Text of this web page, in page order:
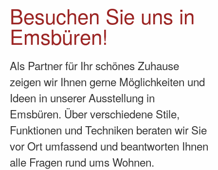
Besuchen Sie uns in
Emsbüren!
Als Partner für Ihr schönes Zuhause
zeigen wir Ihnen gerne Möglichkeiten und
Ideen in unserer Ausstellung in
Emsbüren. Über verschiedene Stile,
Funktionen und Techniken beraten wir Sie
vor Ort umfassend und beantworten Ihnen
alle Fragen rund ums Wohnen.